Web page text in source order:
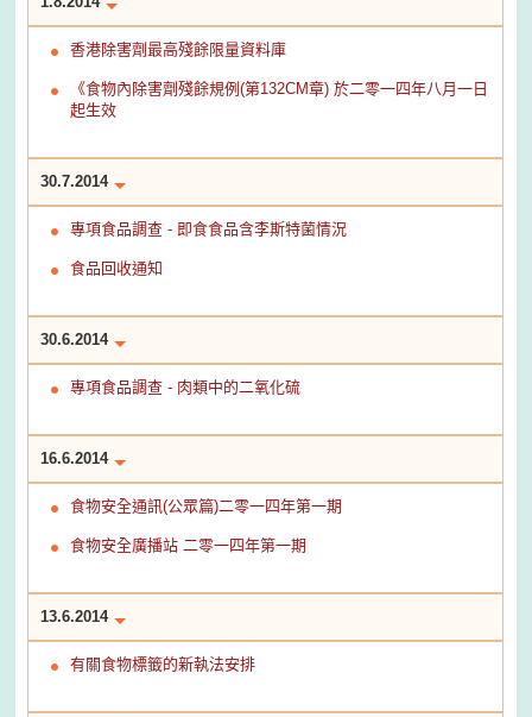
香港除害劑最高殘餘限量資料庫
《食物內除害劑殘餘規例(第132CM章) 於二零一四年八月一日
起生效
30.7.2014
專項食品調查 - 即食食品含李斯特菌情況
食品回收通知
30.6.2014
專項食品調查 - 肉類中的二氧化硫
16.6.2014
食物安全通訊(公眾篇)二零一四年第一期
食物安全廣播站 二零一四年第一期
13.6.2014
有關食物標籤的新執法安排